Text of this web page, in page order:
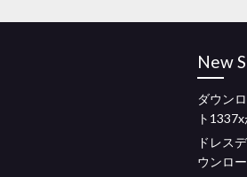
New
ダウン
ト
ドレス
ウンロ